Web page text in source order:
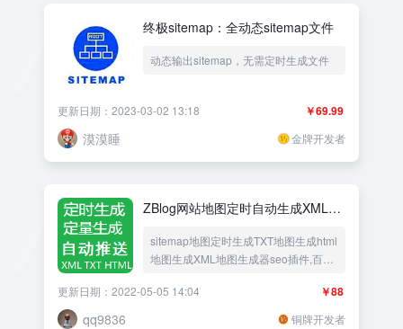
终极sitemap：全动态sitemap文件
动态输出sitemap，无需定时生成文件
￥69.99
更新日期：2023-03-02 13:18
漠漠睡 金牌开发者
ZBlog网站地图定时自动生成XML插
sitemap地图定时生成TXT地图生成html
地图生成XML地图生成器seo插件,百度
￥88
更新日期：2022-05-05 14:04
qq9836 铜牌开发者